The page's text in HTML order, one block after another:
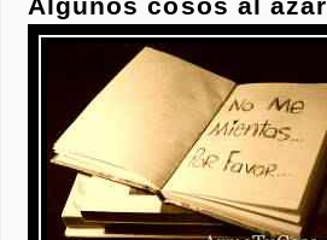
Algunos cosos al azar